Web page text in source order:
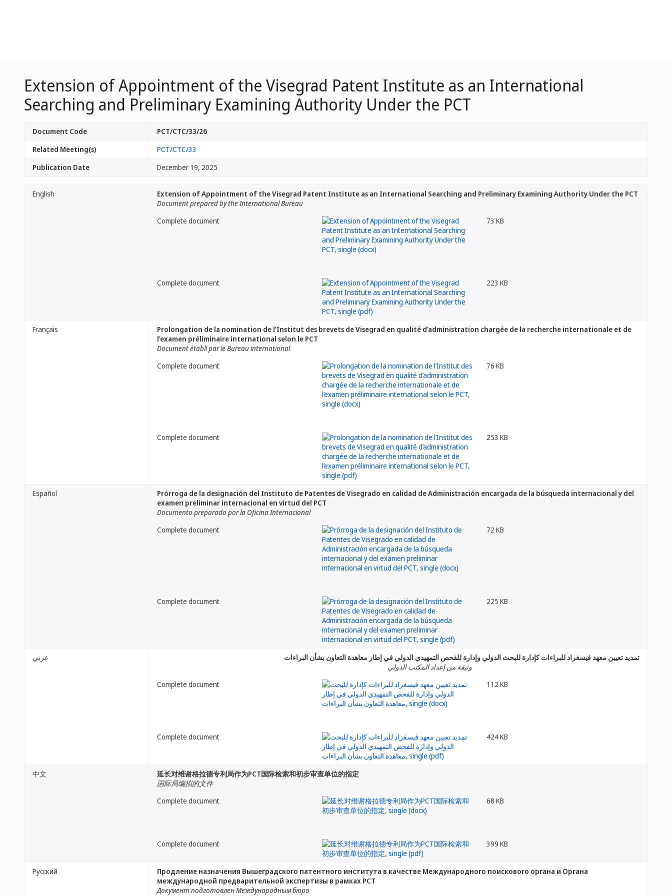
Extension of Appointment of the Visegrad Patent Institute as an International
Searching and Preliminary Examining Authority Under the PCT
Document Code
PCT/CTC/33/26
Related Meeting(s)
PCT/CTC/33
Publication Date
December 19, 2025
English
Extension of Appointment of the Visegrad Patent Institute as an International Searching and Preliminary Examining Authority Under the PCT
Document prepared by the International Bureau
Complete document
73 KB
Complete document 223 KB
Français
Prolongation de la nomination de l’Institut des brevets de Visegrad en qualité d’administration chargée de la recherche internationale et de
l’examen préliminaire international selon le PCT
Document établi par le Bureau international
Complete document
76 KB
Complete document 253 KB
Español
Prórroga de la designación del Instituto de Patentes de Visegrado en calidad de Administración encargada de la búsqueda internacional y del
examen preliminar internacional en virtud del PCT
Documento preparado por la Oficina Internacional
Complete document
72 KB
Complete document 225 KB
عربي
تمديد تعيين معهد فيسغراد للبراءات كإدارة للبحث الدولي وإدارة للفحص التمهيدي الدولي في إطار معاهدة التعاون بشأن البراءات
وثيقة من إعداد المكتب الدولي
Complete document
112 KB
Complete document 424 KB
中文
延长对维谢格拉德专利局作为PCT国际检索和初步审查单位的指定
国际局编拟的文件
Complete document
68 KB
Complete document 399 KB
Русский
Продление назначения Вышеградского патентного института в качестве Международного поискового органа и Органа
международной предварительной экспертизы в рамках PCT
Документ подготовлен Международным бюро